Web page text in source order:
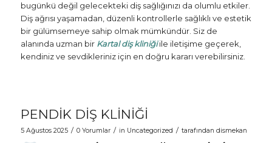
bugünkü değil gelecekteki diş sağlığınızı da olumlu etkiler.
Diş ağrısı yaşamadan, düzenli kontrollerle sağlıklı ve estetik
bir gülümsemeye sahip olmak mümkündür. Siz de
alanında uzman bir Kartal diş kliniğiile iletişime geçerek,
kendiniz ve sevdikleriniz için en doğru kararı verebilirsiniz.
PENDIK DIŞ KLINIĞI
5 Ağustos 2025 / 0 Yorumlar / in Uncategorized / tarafından dismekan